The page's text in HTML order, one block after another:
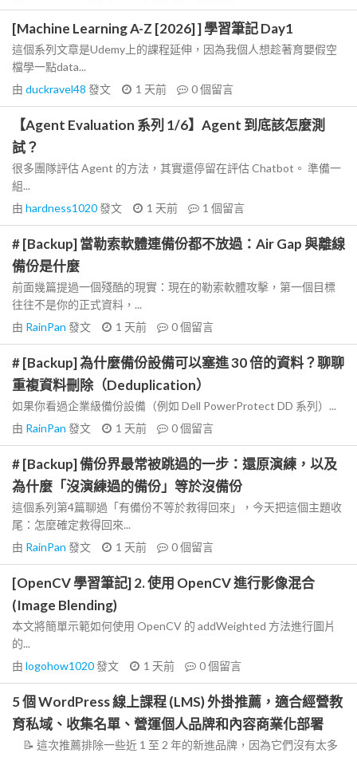
[Machine Learning A-Z [2026] ] 學習筆記 Day1
這個系列文章是Udemy上的課程延伸，因為我個人想趁著育嬰假空
檔學一點data...
由 duckravel48 發文 1 天前 0個留言
【Agent Evaluation 系列 1/6】Agent 到底該怎麼測
試？
很多團隊評估 Agent 的方法，其實還停留在評估 Chatbot。 準備一
組...
由 hardness1020發文 1 天前 1 個留言
# [Backup] 當勒索軟體連備份都不放過：Air Gap 與離線
備份是什麼
前面幾篇提過一個殘酷的現實：現在的勒索軟體攻擊，第一個目標
往往不是你的正式資料，...
由 RainPan 發文 1 天前 0個留言
# [Backup] 為什麼備份設備可以塞進 30 倍的資料？聊聊
重複資料刪除（Deduplication）
如果你看過企業級備份設備（例如 Dell PowerProtect DD 系列）...
由 RainPan 發文 1 天前 0個留言
# [Backup] 備份界最常被跳過的一步：還原演練，以及
為什麼「沒演練過的備份」等於沒備份
這個系列第4篇聊過「有備份不等於救得回來」，今天把這個主題收
尾：怎麼確定救得回來...
由 RainPan 發文 1 天前 0個留言
[OpenCV 學習筆記] 2. 使用 OpenCV 進行影像混合
(Image Blending)
本文將簡單示範如何使用 OpenCV 的 addWeighted 方法進行圖片
的...
由 logohow1020發文 1 天前 0個留言
5 個 WordPress 線上課程 (LMS) 外掛推薦，適合經營教
育私域、收集名單、營運個人品牌和內容商業化部署
📝 這次推薦排除一些近 1 至 2 年的新進品牌，因為它們沒有太多